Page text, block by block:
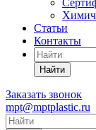
Статьи
Контакты
Найти
Заказать звонок
mpt@mptplastic.ru